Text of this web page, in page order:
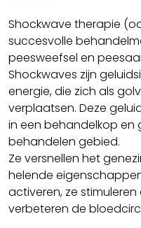
Sporten
Shockwave therapie
succesvolle
peesweefsel en
Shockwaves zijn
energie, die zich als
verplaatsen. Deze
in een behandelkop
behandelen gebied.
Ze versnellen het
helende
activeren, ze
verbeteren de